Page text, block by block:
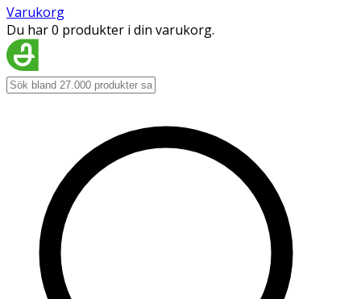
Varukorg
Du har 0 produkter i din varukorg.